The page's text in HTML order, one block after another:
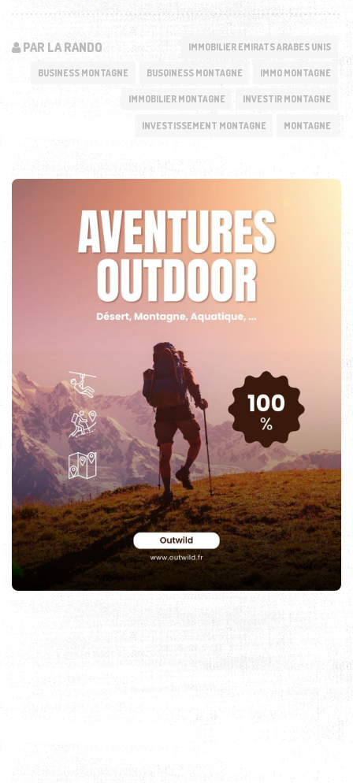
PAR LA RANDO IMMOBILIER EMIRATS ARABES UNIS
BUSINESS MONTAGNE BUSQINESS MONTAGNE IMMO MONTAGNE
IMMOBILIER MONTAGNE INVESTIR MONTAGNE
INVESTISSEMENT MONTAGNE MONTAGNE